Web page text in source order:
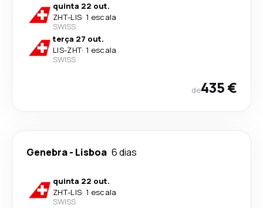
quinta 22 out.
ZHT-LIS· 1 escala
SWISS
terça 27 out.
LIS-ZHT· 1 escala
SWISS
de435 €
Genebra- Lisboa 6 dias
quinta 22 out.
ZHT-LIS· 1 escala
SWISS